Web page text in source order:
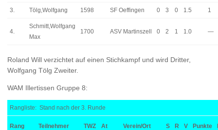
3. Tölg,Wolfgang 1598 SF Oeffingen 0 3 0 1.5 1
4.
Schmitt,Wolfgang
Max
1700 ASV Martinszell 0 2 1 1.0 —
Roland Will verzichtet auf einen Stichkampf und wird Dritter,
Wolfgang Tölg Zweiter.
WAM Illertissen Gruppe 8:
Rangliste: Stand nach der 3. Runde
Rang Teilnehmer TWZ At Verein/Ort S R V Punkte